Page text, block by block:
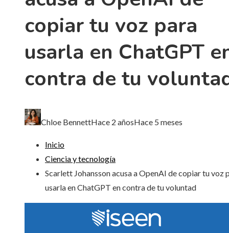
copiar tu voz para
usarla en ChatGPT
contra de tu
Chloe BennettHace 2 añosHace 5 meses
Inicio
Ciencia y tecnología
Scarlett Johansson acusa a OpenAI de copiar tu voz
usarla en ChatGPT en contra de tu voluntad